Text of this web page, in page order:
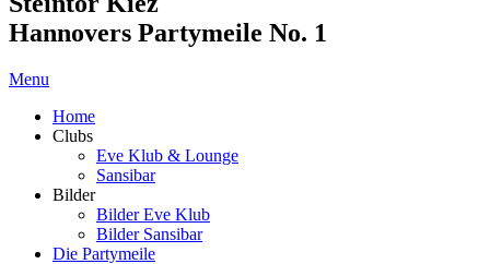
Hannovers Partymeile No. 1
Menu
Home
Clubs
Eve Klub & Lounge
Sansibar
Bilder
Bilder Eve Klub
Bilder Sansibar
Die Partymeile